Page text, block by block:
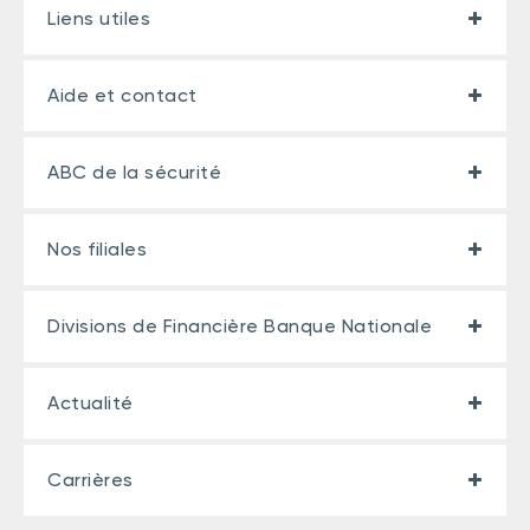
Liens utiles
Aide et contact
ABC de la sécurité
Nos filiales
Divisions de Financière Banque Nationale
Actualité
Carrières